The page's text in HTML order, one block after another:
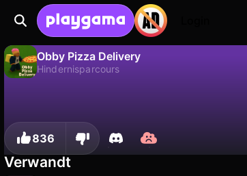
Obby Pizza Delivery
Hindernisparcours
836
Verwandt